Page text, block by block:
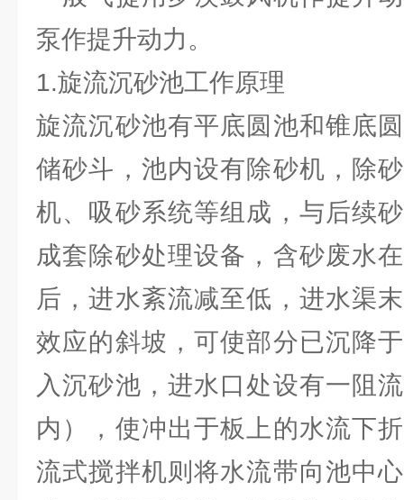
泵作提升动力。
1.旋流沉砂池工作原理
旋流沉砂池有平底圆池和锥底
储砂斗，池内设有除砂机，除
机、吸砂系统等组成，与后续
成套除砂处理设备，含砂废水
后，进水紊流减至低，进水渠
效应的斜坡，可使部分已沉降
入沉砂池，进水口处设有一阻
内），使冲出于板上的水流下
流式搅拌机则将水流带向池中